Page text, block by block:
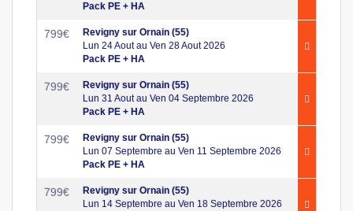
Pack PE + HA
799€
Revigny sur Ornain (55)
Lun 24 Aout au Ven 28 Aout 2026
Pack PE + HA
799€
Revigny sur Ornain (55)
Lun 31 Aout au Ven 04 Septembre 2026
Pack PE + HA
799€
Revigny sur Ornain (55)
Lun 07 Septembre au Ven 11 Septembre 2026
Pack PE + HA
799€
Revigny sur Ornain (55)
Lun 14 Septembre au Ven 18 Septembre 2026